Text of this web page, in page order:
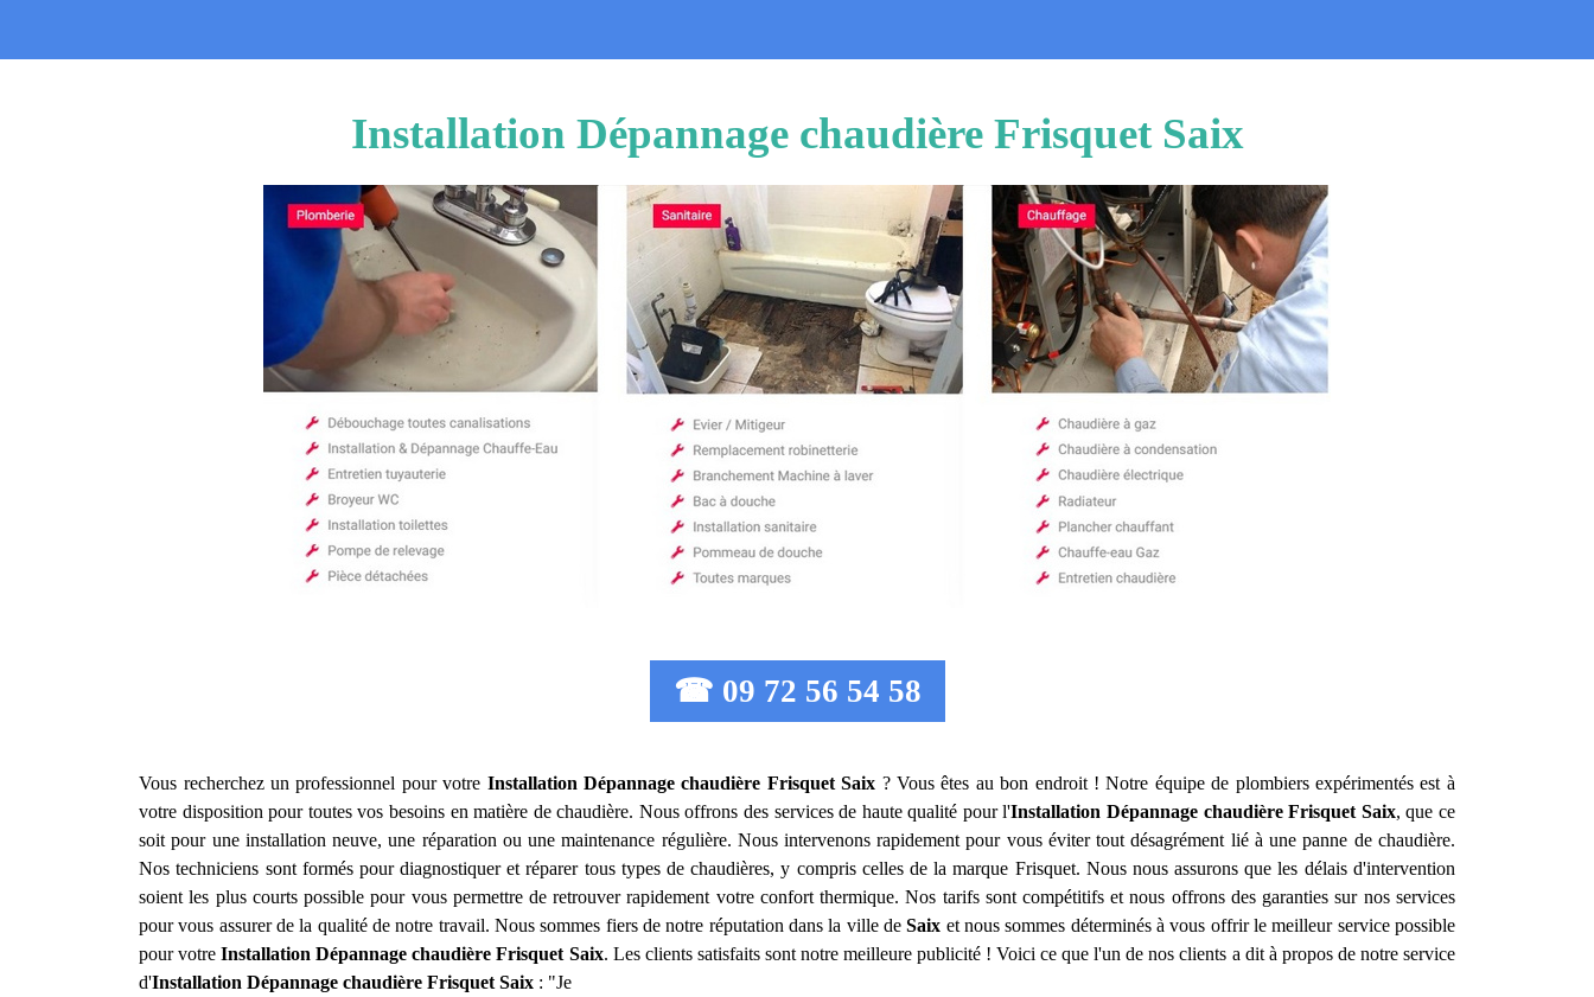
Installation Dépannage chaudière Frisquet Saix
☎ 09 72 56 54 58
Vous recherchez un professionnel pour votre Installation Dépannage chaudière Frisquet Saix ? Vous êtes au bon endroit ! Notre équipe de plombiers expérimentés est à
votre disposition pour toutes vos besoins en matière de chaudière. Nous offrons des services de haute qualité pour l'Installation Dépannage chaudière Frisquet Saix, que ce
soit pour une installation neuve, une réparation ou une maintenance régulière. Nous intervenons rapidement pour vous éviter tout désagrément lié à une panne de chaudière.
Nos techniciens sont formés pour diagnostiquer et réparer tous types de chaudières, y compris celles de la marque Frisquet. Nous nous assurons que les délais d'intervention
soient les plus courts possible pour vous permettre de retrouver rapidement votre confort thermique. Nos tarifs sont compétitifs et nous offrons des garanties sur nos services
pour vous assurer de la qualité de notre travail. Nous sommes fiers de notre réputation dans la ville deSaix et nous sommes déterminés à vous offrir le meilleur service possible
pour votreInstallation Dépannage chaudière Frisquet Saix. Les clients satisfaits sont notre meilleure publicité ! Voici ce que l'un de nos clients a dit à propos de notre service
d'Installation Dépannage chaudière Frisquet Saix : "Je